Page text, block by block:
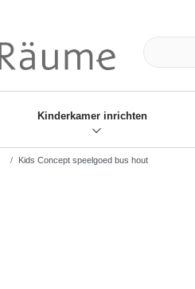
Kinderkamer inrichten
Kids Concept speelgoed bus hout